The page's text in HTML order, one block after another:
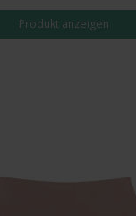
Produkt anzeigen